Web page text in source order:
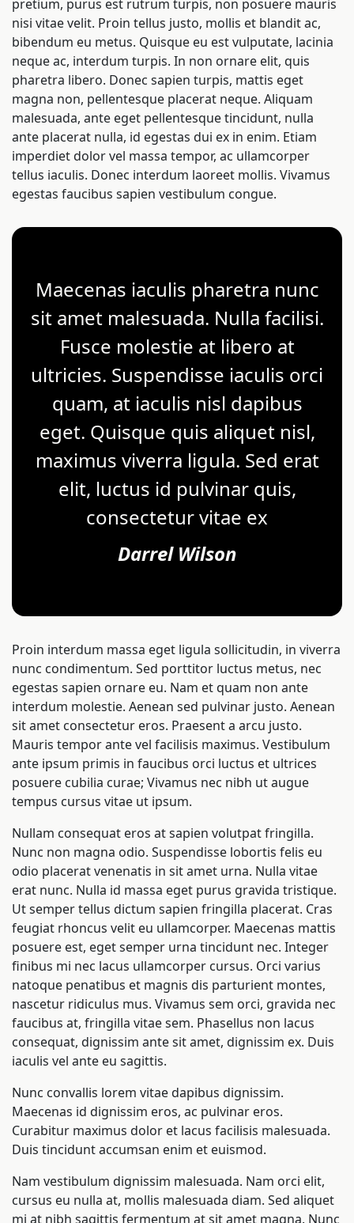
pretium, purus est rutrum turpis, non posuere mauris
nisi vitae velit. Proin tellus justo, mollis et blandit ac,
bibendum eu metus. Quisque eu est vulputate, lacinia
neque ac, interdum turpis. In non ornare elit, quis
pharetra libero. Donec sapien turpis, mattis eget
magna non, pellentesque placerat neque. Aliquam
malesuada, ante eget pellentesque tincidunt, nulla
ante placerat nulla, id egestas dui ex in enim. Etiam
imperdiet dolor vel massa tempor, ac ullamcorper
tellus iaculis. Donec interdum laoreet mollis. Vivamus
egestas faucibus sapien vestibulum congue.
Maecenas iaculis pharetra nunc
sit amet malesuada. Nulla facilisi.
Fusce molestie at libero at
ultricies. Suspendisse iaculis orci
quam, at iaculis nisl dapibus
eget. Quisque quis aliquet nisl,
maximus viverra ligula. Sed erat
elit, luctus id pulvinar quis,
consectetur vitae ex
Darrel Wilson
Proin interdum massa eget ligula sollicitudin, in viverra
nunc condimentum. Sed porttitor luctus metus, nec
egestas sapien ornare eu. Nam et quam non ante
interdum molestie. Aenean sed pulvinar justo. Aenean
sit amet consectetur eros. Praesent a arcu justo.
Mauris tempor ante vel facilisis maximus. Vestibulum
ante ipsum primis in faucibus orci luctus et ultrices
posuere cubilia curae; Vivamus nec nibh ut augue
tempus cursus vitae ut ipsum.
Nullam consequat eros at sapien volutpat fringilla.
Nunc non magna odio. Suspendisse lobortis felis eu
odio placerat venenatis in sit amet urna. Nulla vitae
erat nunc. Nulla id massa eget purus gravida tristique.
Ut semper tellus dictum sapien fringilla placerat. Cras
feugiat rhoncus velit eu ullamcorper. Maecenas mattis
posuere est, eget semper urna tincidunt nec. Integer
finibus mi nec lacus ullamcorper cursus. Orci varius
natoque penatibus et magnis dis parturient montes,
nascetur ridiculus mus. Vivamus sem orci, gravida nec
faucibus at, fringilla vitae sem. Phasellus non lacus
consequat, dignissim ante sit amet, dignissim ex. Duis
iaculis vel ante eu sagittis.
Nunc convallis lorem vitae dapibus dignissim.
Maecenas id dignissim eros, ac pulvinar eros.
Curabitur maximus dolor et lacus facilisis malesuada.
Duis tincidunt accumsan enim et euismod.
Nam vestibulum dignissim malesuada. Nam orci elit,
cursus eu nulla at, mollis malesuada diam. Sed aliquet
mi at nibh sagittis fermentum at sit amet magna. Nunc